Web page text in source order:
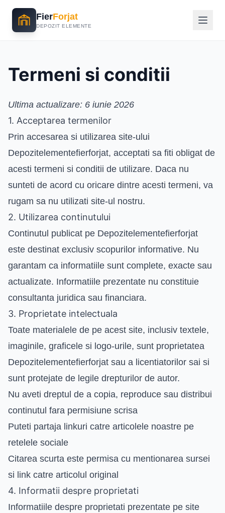
FierForjat
DEPOZIT ELEMENTE
Termeni si conditii
Ultima actualizare: 6 iunie 2026
1. Acceptarea termenilor
Prin accesarea si utilizarea site-ului
Depozitelementefierforjat, acceptati sa fiti obligat de
acesti termeni si conditii de utilizare. Daca nu
sunteti de acord cu oricare dintre acesti termeni, va
rugam sa nu utilizati site-ul nostru.
2. Utilizarea continutului
Continutul publicat pe Depozitelementefierforjat
este destinat exclusiv scopurilor informative. Nu
garantam ca informatiile sunt complete, exacte sau
actualizate. Informatiile prezentate nu constituie
consultanta juridica sau financiara.
3. Proprietate intelectuala
Toate materialele de pe acest site, inclusiv textele,
imaginile, graficele si logo-urile, sunt proprietatea
Depozitelementefierforjat sau a licentiatorilor sai si
sunt protejate de legile drepturilor de autor.
Nu aveti dreptul de a copia, reproduce sau distribui
continutul fara permisiune scrisa
Puteti partaja linkuri catre articolele noastre pe
retelele sociale
Citarea scurta este permisa cu mentionarea sursei
si link catre articolul original
4. Informatii despre proprietati
Informatiile despre proprietati prezentate pe site